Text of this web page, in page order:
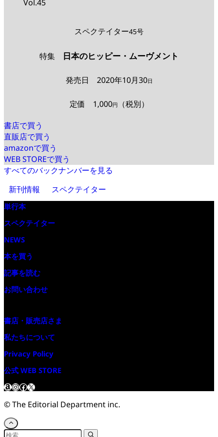
Vol.45
スペクテイター45号
特集 日本のヒッピー・ムーヴメント
発売日 2020年10月30日
定価 1,000円
（税別）
書店で買う
直販店で買う
amazonで買う
WEB STOREで買う
すべてのバックナンバーを見る
新刊情報
スペクテイター
単行本
スペクテイター
NEWS
本を買う
記事を読む
お問い合わせ
書店・販売店さま
私たちについて
Privacy Policy
公式 WEB STORE
Amazon
Instagram
Facebook
X
©The Editorial Department inc.